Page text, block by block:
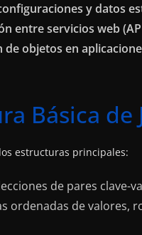
y datos
entre servicios web
de objetos en
Básica de
estructuras principales:
de pares clave-
ordenadas de valores,